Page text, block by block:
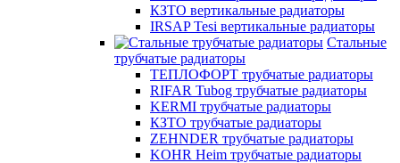
КЗТО вертикальные радиаторы
IRSAP Tesi вертикальные радиаторы
Стальные
трубчатые радиаторы
ТЕПЛОФОРТ трубчатые радиаторы
RIFAR Tubog трубчатые радиаторы
KERMI трубчатые радиаторы
КЗТО трубчатые радиаторы
ZEHNDER трубчатые радиаторы
KOHR Heim трубчатые радиаторы